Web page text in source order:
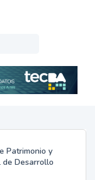
Patrimonio y
de Desarrollo